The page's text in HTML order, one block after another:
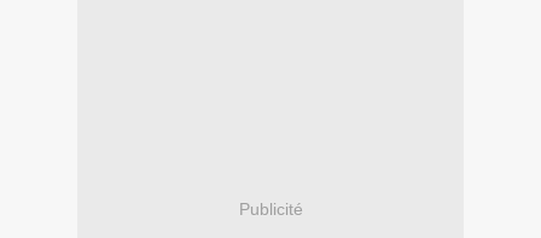
Publicité